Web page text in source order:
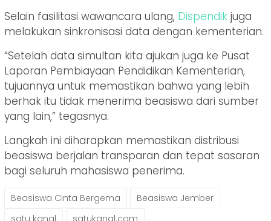
Selain fasilitasi wawancara ulang, Dispendik juga
melakukan sinkronisasi data dengan kementerian.
“Setelah data simultan kita ajukan juga ke Pusat
Laporan Pembiayaan Pendidikan Kementerian,
tujuannya untuk memastikan bahwa yang lebih
berhak itu tidak menerima beasiswa dari sumber
yang lain,” tegasnya.
Langkah ini diharapkan memastikan distribusi
beasiswa berjalan transparan dan tepat sasaran
bagi seluruh mahasiswa penerima.
Beasiswa Cinta Bergema
Beasiswa Jember
satu kanal
satukanal.com